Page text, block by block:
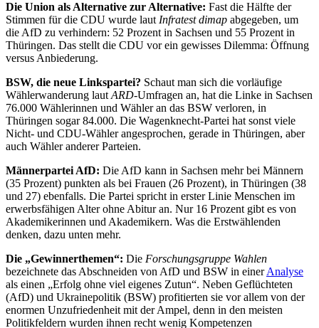
Die Union als Alternative zur Alternative: Fast die Hälfte der
Stimmen für die CDU wurde laut Infratest dimap abgegeben, um
die AfD zu verhindern: 52 Prozent in Sachsen und 55 Prozent in
Thüringen. Das stellt die CDU vor ein gewisses Dilemma: Öffnung
versus Anbiederung.
BSW, die neue Linkspartei? Schaut man sich die vorläufige
Wählerwanderung laut ARD-Umfragen an, hat die Linke in Sachsen
76.000 Wählerinnen und Wähler an das BSW verloren, in
Thüringen sogar 84.000. Die Wagenknecht-Partei hat sonst viele
Nicht- und CDU-Wähler angesprochen, gerade in Thüringen, aber
auch Wähler anderer Parteien.
Männerpartei AfD: Die AfD kann in Sachsen mehr bei Männern
(35 Prozent) punkten als bei Frauen (26 Prozent), in Thüringen (38
und 27) ebenfalls. Die Partei spricht in erster Linie Menschen im
erwerbsfähigen Alter ohne Abitur an. Nur 16 Prozent gibt es von
Akademikerinnen und Akademikern. Was die Erstwählenden
denken, dazu unten mehr.
Die „Gewinnerthemen“: Die Forschungsgruppe Wahlen
bezeichnete das Abschneiden von AfD und BSW in einerAnalyse
als einen „Erfolg ohne viel eigenes Zutun“. Neben Geflüchteten
(AfD) und Ukrainepolitik (BSW) profitierten sie vor allem von der
enormen Unzufriedenheit mit der Ampel, denn in den meisten
Politikfeldern wurden ihnen recht wenig Kompetenzen